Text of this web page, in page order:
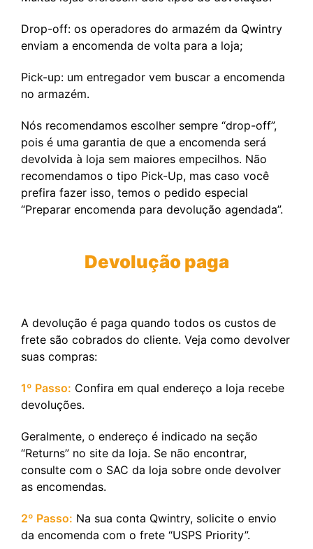
Drop-off: os operadores do armazém da Qwintry
enviam a encomenda de volta para a loja;
Pick-up: um entregador vem buscar a encomenda
no armazém.
Nós recomendamos escolher sempre “drop-off”,
pois é uma garantia de que a encomenda será
devolvida à loja sem maiores empecilhos. Não
recomendamos o tipo Pick-Up, mas caso você
prefira fazer isso, temos o pedido especial
“Preparar encomenda para devolução agendada”.
Devolução paga
A devolução é paga quando todos os custos de
frete são cobrados do cliente. Veja como devolver
suas compras:
1º Passo: Confira em qual endereço a loja recebe
devoluções.
Geralmente, o endereço é indicado na seção
“Returns” no site da loja. Se não encontrar,
consulte com o SAC da loja sobre onde devolver
as encomendas.
2º Passo: Na sua conta Qwintry, solicite o envio
da encomenda com o frete “USPS Priority”.